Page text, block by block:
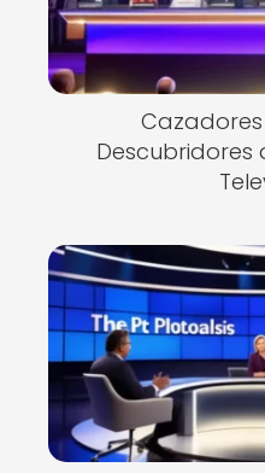
Descubridores